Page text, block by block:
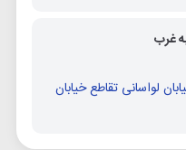
خیابان لواسانی تقاطع خیابان